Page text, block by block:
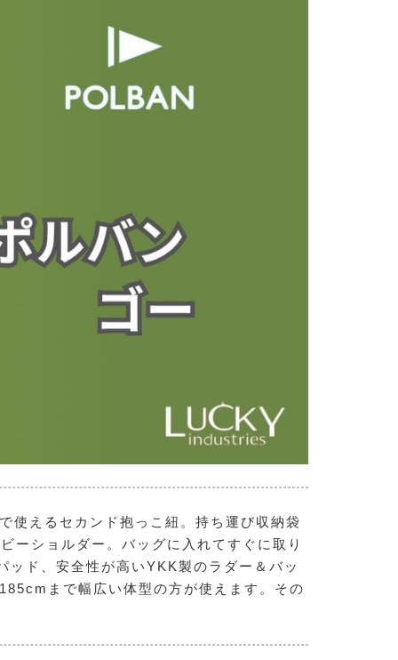
えるセカンド抱っこ紐。持ち運び収納袋
ーショルダー。バッグに入れてすぐに取り
ッド、安全性が高いYKK製のラダー＆バッ
まで幅広い体型の方が使えます。その